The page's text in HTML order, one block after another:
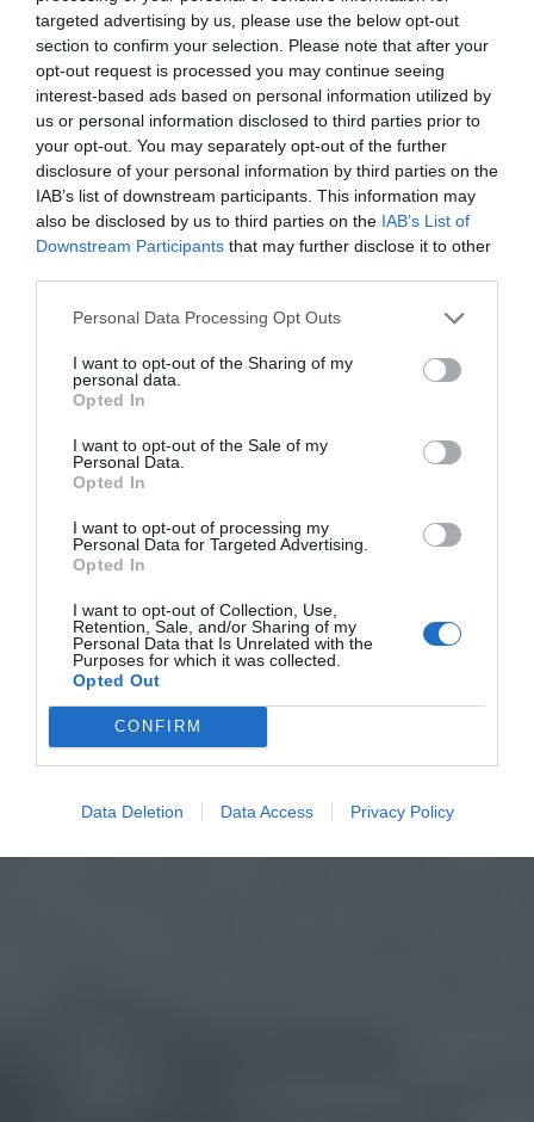
targeted advertising by us, please use the below opt-out
section to confirm your selection. Please note that after your
opt-out request is processed you may continue seeing
interest-based ads based on personal information utilized by
us or personal information disclosed to third parties prior to
your opt-out. You may separately opt-out of the further
disclosure of your personal information by third parties on the
IAB’s list of downstream participants. This information may
also be disclosed by us to third parties on the IAB’s List of
Downstream Participants that may further disclose it to other
Personal Data Processing Opt Outs
I want to opt-out of the Sharing of my
personal data.
Opted In
I want to opt-out of the Sale of my
Personal Data.
Opted In
I want to opt-out of processing my
Personal Data for Targeted Advertising.
Opted In
I want to opt-out of Collection, Use,
Retention, Sale, and/or Sharing of my
Personal Data that Is Unrelated with the
Purposes for which it was collected.
Opted Out
CONFIRM
Data Deletion Data Access Privacy Policy